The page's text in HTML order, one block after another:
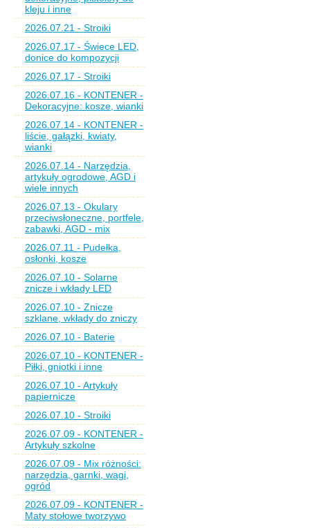
kleju i inne
2026.07.21 - Stroiki
2026.07.17 - Świece LED,
donice do kompozycji
2026.07.17 - Stroiki
2026.07.16 - KONTENER -
Dekoracyjne: kosze, wianki
2026.07.14 - KONTENER -
liście, gałązki, kwiaty,
wianki
2026.07.14 - Narzędzia,
artykuły ogrodowe, AGD i
wiele innych
2026.07.13 - Okulary
przeciwsłoneczne, portfele,
zabawki, AGD - mix
2026.07.11 - Pudełka,
osłonki, kosze
2026.07.10 - Solarne
znicze i wkłady LED
2026.07.10 - Znicze
szklane, wkłady do zniczy
2026.07.10 - Baterie
2026.07.10 - KONTENER -
Piłki, gniotki i inne
2026.07.10 - Artykuły
papiernicze
2026.07.10 - Stroiki
2026.07.09 - KONTENER -
Artykuły szkolne
2026.07.09 - Mix różności:
narzędzia, garnki, wagi,
ogród
2026.07.09 - KONTENER -
Maty stołowe tworzywo